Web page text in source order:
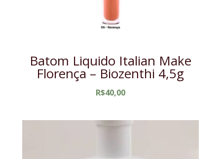
Batom Liquido Italian Make
Florença – Biozenthi 4,5g
R$40,00